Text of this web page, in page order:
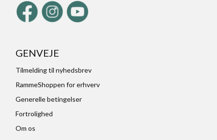
GENVEJE
Tilmelding til nyhedsbrev
RammeShoppen for erhverv
Generelle betingelser
Fortrolighed
Om os